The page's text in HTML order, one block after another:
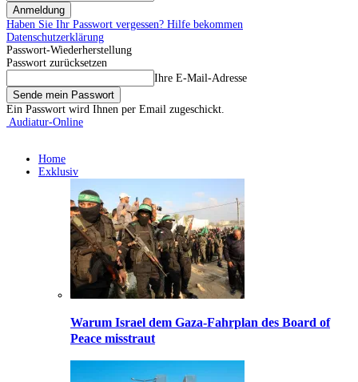
Haben Sie Ihr Passwort vergessen? Hilfe bekommen
Datenschutzerklärung
Passwort-Wiederherstellung
Passwort zurücksetzen
Ihre E-Mail-Adresse
Ein Passwort wird Ihnen per Email zugeschickt.
Audiatur-Online
Home
Exklusiv
Warum Israel dem Gaza-Fahrplan des Board of
Peace misstraut